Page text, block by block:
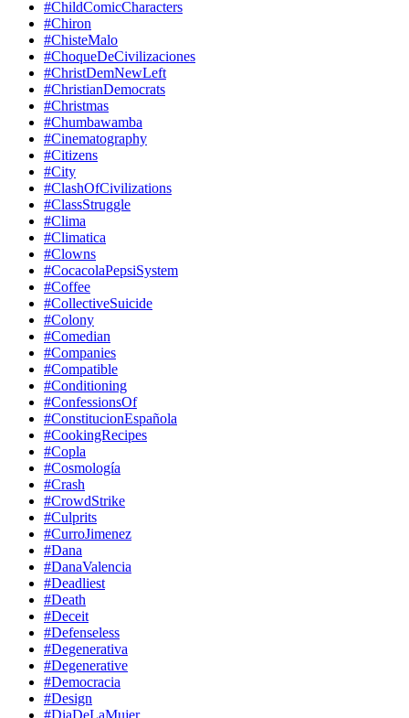
#ChildComicCharacters
#Chiron
#ChisteMalo
#ChoqueDeCivilizaciones
#ChristDemNewLeft
#ChristianDemocrats
#Christmas
#Chumbawamba
#Cinematography
#Citizens
#City
#ClashOfCivilizations
#ClassStruggle
#Clima
#Climatica
#Clowns
#CocacolaPepsiSystem
#Coffee
#CollectiveSuicide
#Colony
#Comedian
#Companies
#Compatible
#Conditioning
#ConfessionsOf
#ConstitucionEspañola
#CookingRecipes
#Copla
#Cosmología
#Crash
#CrowdStrike
#Culprits
#CurroJimenez
#Dana
#DanaValencia
#Deadliest
#Death
#Deceit
#Defenseless
#Degenerativa
#Degenerative
#Democracia
#Design